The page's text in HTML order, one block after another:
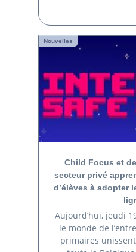
Nouvelles
Child Focus et
secteur privé
d’élèves à adopter
Aujourd’hui, jeudi
le monde de
primaires